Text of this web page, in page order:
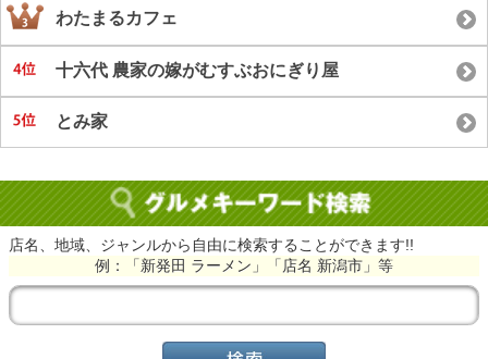
わたまるカフェ
十六代 農家の嫁がむすぶおにぎり屋
とみ家
店名、地域、ジャンルから自由に検索することができます!!
例：「新発田 ラーメン」「店名 新潟市」等